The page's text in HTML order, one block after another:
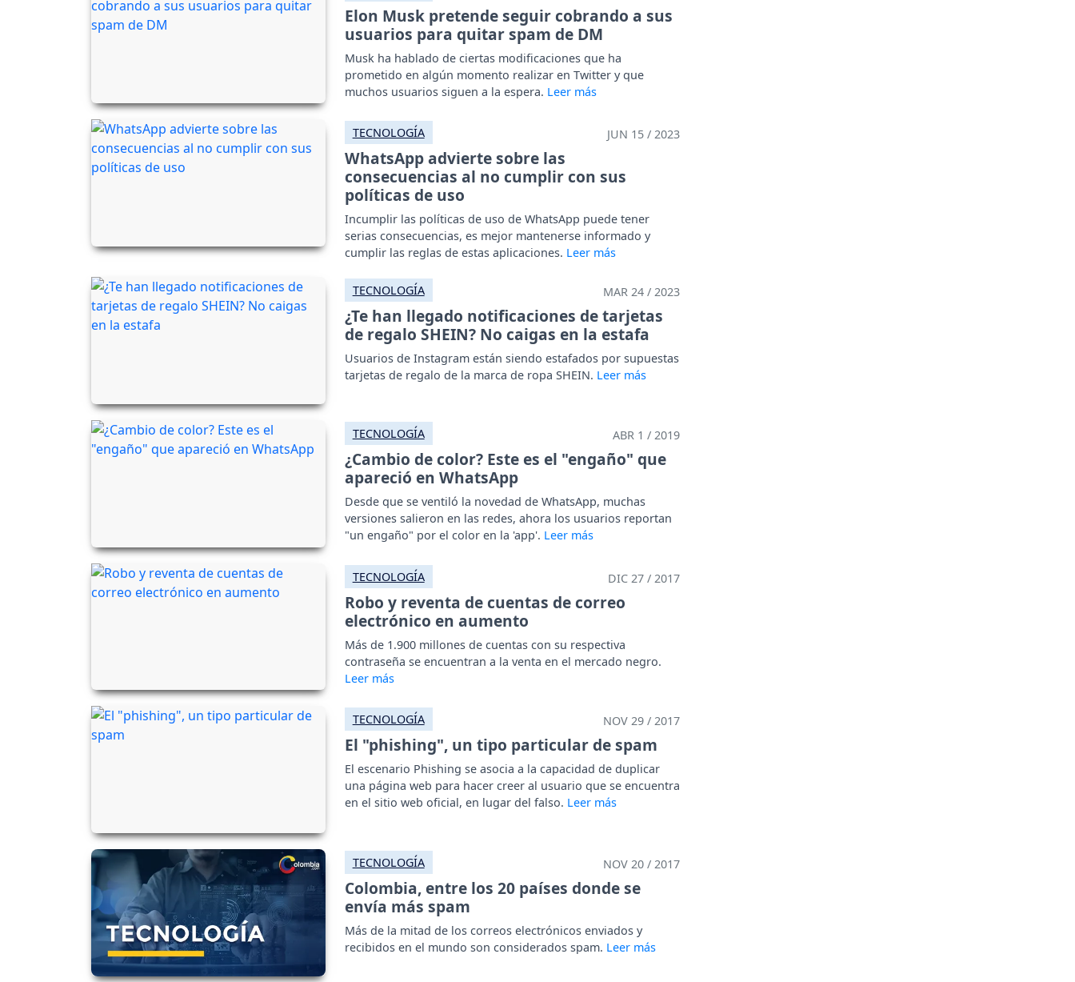
Elon Musk pretende seguir cobrando a sus
usuarios para quitar spam de DM
Musk ha hablado de ciertas modificaciones que ha
prometido en algún momento realizar en Twitter y que
muchos usuarios siguen a la espera.
TECNOLOGÍA JUN 15 / 2023
WhatsApp advierte sobre las
consecuencias al no cumplir con sus
políticas de uso
Incumplir las políticas de uso de WhatsApp puede tener
serias consecuencias, es mejor mantenerse informado y
cumplir las reglas de estas aplicaciones.
TECNOLOGÍA MAR 24 / 2023
¿Te han llegado notificaciones de tarjetas
de regalo SHEIN? No caigas en la estafa
Usuarios de Instagram están siendo estafados por supuestas
tarjetas de regalo de la marca de ropa SHEIN.
TECNOLOGÍA ABR 1 / 2019
¿Cambio de color? Este es el "engaño" que
apareció en WhatsApp
Desde que se ventiló la novedad de WhatsApp, muchas
versiones salieron en las redes, ahora los usuarios reportan
"un engaño" por el color en la 'app'.
TECNOLOGÍA DIC 27 / 2017
Robo y reventa de cuentas de correo
electrónico en aumento
Más de 1.900 millones de cuentas con su respectiva
contraseña se encuentran a la venta en el mercado negro.
TECNOLOGÍA NOV 29 / 2017
El "phishing", un tipo particular de spam
El escenario Phishing se asocia a la capacidad de duplicar
una página web para hacer creer al usuario que se encuentra
en el sitio web oficial, en lugar del falso.
TECNOLOGÍA NOV 20 / 2017
Colombia, entre los 20 países donde se
envía más spam
Más de la mitad de los correos electrónicos enviados y
recibidos en el mundo son considerados spam.